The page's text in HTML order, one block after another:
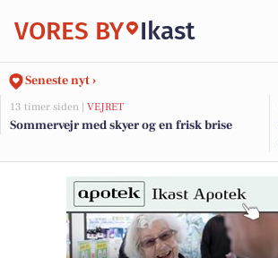
VORES BY Ikast
Seneste nyt ›
13 timer siden | VEJRET
Sommervejr med skyer og en frisk brise